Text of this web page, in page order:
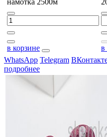
в корзине в
WhatsApp Telegram
подробнее